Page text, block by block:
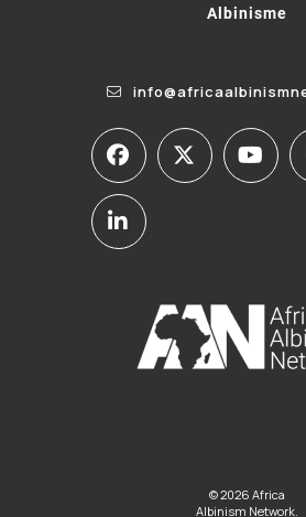
Albinisme
© 2026 Africa
Albinism Network.